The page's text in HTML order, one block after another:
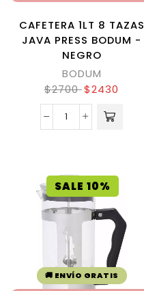
CAFETERA 1LT 8 TAZAS
JAVA PRESS BODUM -
NEGRO
BODUM
$2700 $2430
SALE 10%
🚚 ENVÍO GRATIS